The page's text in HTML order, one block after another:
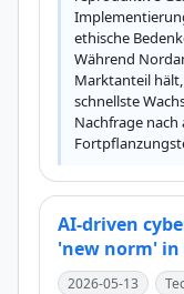
ethische
Während
Marktanteil
schnellste
Nachfrage nach
AI-driven
'new norm'
2026-05-13